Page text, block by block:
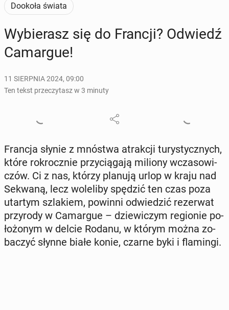
Dookoła świata
Wy­bie­rasz się do Francji? Odwiedź
Ca­mar­gue!
11 SIERPNIA 2024, 09:00
Ten tekst przeczytasz w 3 minuty
Francja słynie z mnóstwa atrak­cji tu­ry­stycz­nych,
które rok­rocz­nie przy­cią­ga­ją miliony wcza­so­wi­
czów. Ci z nas, którzy planują urlop w kraju nad
Sekwaną, lecz wo­le­li­by spędzić ten czas poza
utartym szla­kiem, powinni od­wie­dzić re­zer­wat
przy­ro­dy w Ca­mar­gue – dzie­wi­czym re­gio­nie po­
ło­żo­nym w delcie Rodanu, w którym można zo­
ba­czyć słynne białe konie, czarne byki i fla­min­gi.